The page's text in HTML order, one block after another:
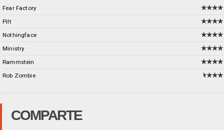
Fear Factory
Pilt
Nothingface
Ministry
Rammstein
Rob Zombie
COMPARTE